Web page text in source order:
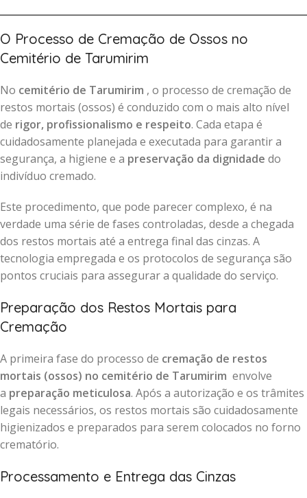
O Processo de Cremação de Ossos no
Cemitério de Tarumirim
No cemitério de Tarumirim , o processo de cremação de
restos mortais (ossos) é conduzido com o mais alto nível
de rigor, profissionalismo e respeito. Cada etapa é
cuidadosamente planejada e executada para garantir a
segurança, a higiene e a preservação da dignidade do
indivíduo cremado.
Este procedimento, que pode parecer complexo, é na
verdade uma série de fases controladas, desde a chegada
dos restos mortais até a entrega final das cinzas. A
tecnologia empregada e os protocolos de segurança são
pontos cruciais para assegurar a qualidade do serviço.
Preparação dos Restos Mortais para
Cremação
A primeira fase do processo de cremação de restos
mortais (ossos) no cemitério de Tarumirim envolve
a preparação meticulosa. Após a autorização e os trâmites
legais necessários, os restos mortais são cuidadosamente
higienizados e preparados para serem colocados no forno
crematório.
Processamento e Entrega das Cinzas